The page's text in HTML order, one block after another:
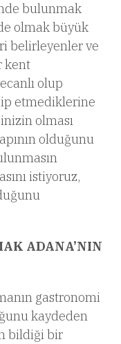
bulunmak
olmak büyük
belirleyenler ve
kent
olup
etmediklerine
olması
olduğunu
istiyoruz,
ADANA’NIN
gastronomi
kaydeden
bildiği bir